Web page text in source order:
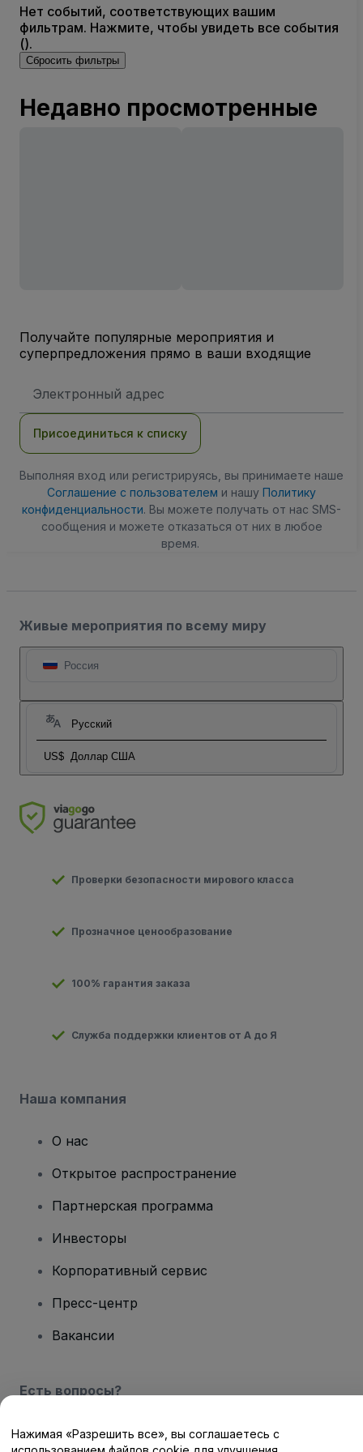
Нет событий, соответствующих вашим
фильтрам. Нажмите, чтобы увидеть все события
().
Сбросить фильтры
Недавно просмотренные
Получайте популярные мероприятия и
суперпредложения прямо в ваши входящие
электронной
Присоединиться к списку
Выполняя вход или регистрируясь, вы принимаете наше
Соглашение с пользователем и нашу Политику
конфиденциальности. Вы можете получать от нас SMS-
сообщения и можете отказаться от них в любое
время.
Живые мероприятия по всему миру
Россия
Русский
US$ Доллар США
Проверки безопасности мирового класса
Прозначное ценообразование
100% гарантия заказа
Служба поддержки клиентов от А до Я
Наша компания
О нас
Открытое распространение
Партнерская программа
Инвесторы
Корпоративный сервис
Пресс-центр
Вакансии
Есть вопросы?
Центр помощи / Свяжитесь с нами
Нажимая «Разрешить все», вы соглашаетесь с